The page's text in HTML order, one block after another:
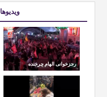
رجزخوانی الهام چرخنده
برای تهدیدات دونالد
ترامپ علیه ایران